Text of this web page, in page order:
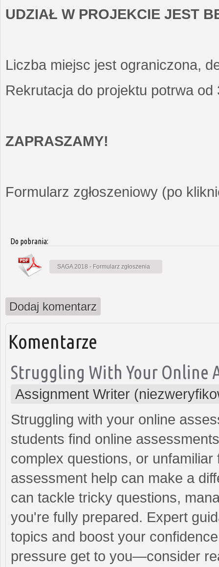
UDZIAŁ W PROJEKCIE JEST
Liczba miejsc jest ograniczona,
Rekrutacja do projektu potrwa
ZAPRASZAMY!
Formularz zgłoszeniowy (po
Do pobrania:
SAGA 2018 - Formularz zgłoszenia
Dodaj komentarz
Komentarze
Struggling With Your Online
Assignment Writer
Struggling with your online
students find online
complex questions, or
assessment help can make a
can tackle tricky questions,
you're fully prepared. Expert
topics and boost your
pressure get to you—consider